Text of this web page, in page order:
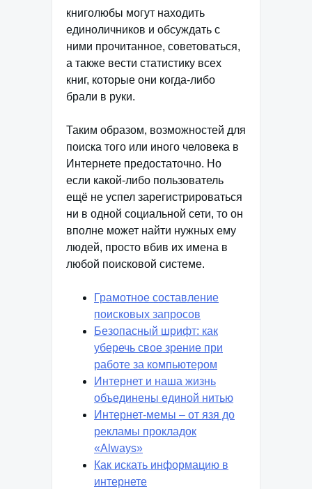
книголюбы могут находить
единоличников и обсуждать с
ними прочитанное, советоваться,
а также вести статистику всех
книг, которые они когда-либо
брали в руки.
Таким образом, возможностей для
поиска того или иного человека в
Интернете предостаточно. Но
если какой-либо пользователь
ещё не успел зарегистрироваться
ни в одной социальной сети, то он
вполне может найти нужных ему
людей, просто вбив их имена в
любой поисковой системе.
Грамотное составление
поисковых запросов
Безопасный шрифт: как
уберечь свое зрение при
работе за компьютером
Интернет и наша жизнь
объединены единой нитью
Интернет-мемы – от язя до
рекламы прокладок
«Always»
Как искать информацию в
интернете